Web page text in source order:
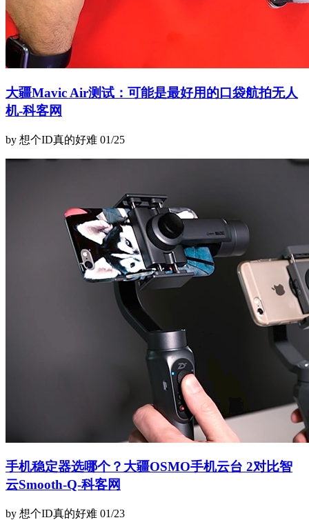
大疆Mavic Air测试：可能是最好用的口袋航拍无人
机-科客网
by 想个ID真的好难 01/25
手机稳定器选哪个？大疆OSMO手机云台 2对比智
云Smooth-Q-科客网
by 想个ID真的好难 01/23